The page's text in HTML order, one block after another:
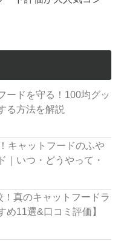
ードを守る！100均グッ
る方法を解説
キャットフードのふや
｜いつ・どうやって・
真のキャットフードラ
め11選&口コミ評価】